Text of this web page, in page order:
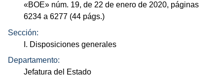
«BOE» núm. 19, de 22 de enero de 2020, páginas
6234 a 6277 (44 págs.)
Sección:
I. Disposiciones generales
Departamento:
Jefatura del Estado